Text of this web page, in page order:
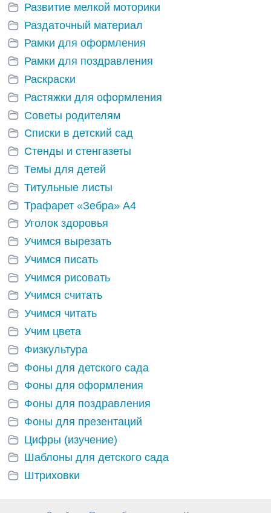
Развитие мелкой моторики
Раздаточный материал
Рамки для оформления
Рамки для поздравления
Раскраски
Растяжки для оформления
Советы родителям
Списки в детский сад
Стенды и стенгазеты
Темы для детей
Титульные листы
Трафарет «Зебра» А4
Уголок здоровья
Учимся вырезать
Учимся писать
Учимся рисовать
Учимся считать
Учимся читать
Учим цвета
Физкультура
Фоны для детского сада
Фоны для оформления
Фоны для поздравления
Фоны для презентаций
Цифры (изучение)
Шаблоны для детского сада
Штриховки